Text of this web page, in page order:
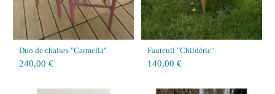
Duo de chaises "Carmella"
240,00 €
Fauteuil "Childéric"
140,00 €